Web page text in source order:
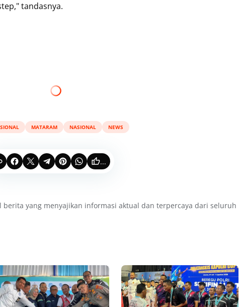
tandasnya.
MATARAM NASIONAL NEWS
...
berita yang menyajikan informasi aktual dan terpercaya dari seluruh